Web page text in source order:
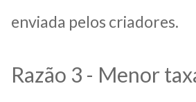
enviada pelos criadores.
Razão 3 - Menor